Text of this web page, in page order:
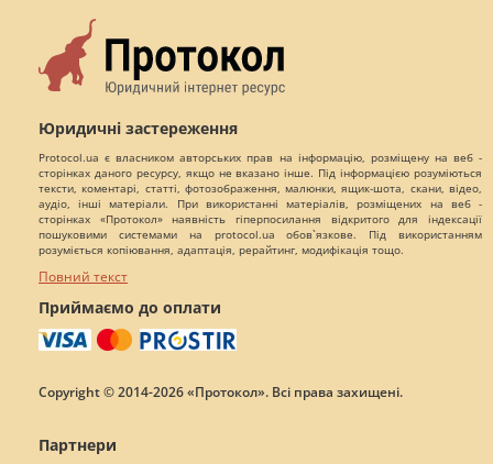
Юридичні застереження
Protocol.ua є власником авторських прав на інформацію, розміщену на веб -
сторінках даного ресурсу, якщо не вказано інше. Під інформацією розуміються
тексти, коментарі, статті, фотозображення, малюнки, ящик-шота, скани, відео,
аудіо, інші матеріали. При використанні матеріалів, розміщених на веб -
сторінках «Протокол» наявність гіперпосилання відкритого для індексації
пошуковими системами на protocol.ua обов`язкове. Під використанням
розуміється копіювання, адаптація, рерайтинг, модифікація тощо.
Повний текст
Приймаємо до оплати
Copyright © 2014-2026 «Протокол». Всі права захищені.
Партнери